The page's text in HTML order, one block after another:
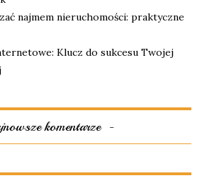
najmem nieruchomości: praktyczne
Klucz do sukcesu Twojej
komentarze